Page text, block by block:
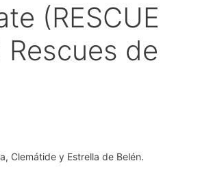
(RESCUE
Rescues de
Clemátide y Estrella de Belén.